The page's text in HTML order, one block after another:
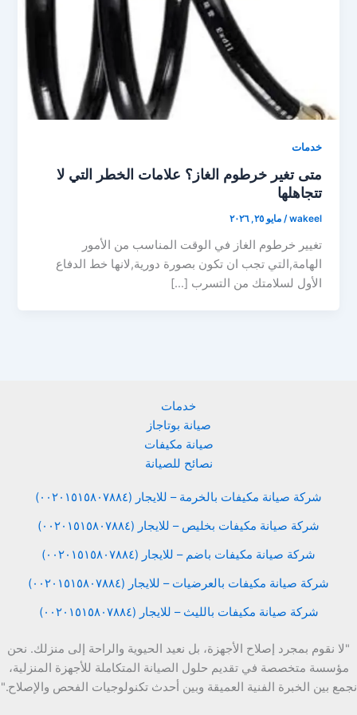
خدمات
متى تغير خرطوم الغاز؟ علامات الخطر التي لا
تتجاهلها
wakeel
/مايو ٢٥, ٢٠٢٦
تغيير خرطوم الغاز في الوقت المناسب من الأمور
الهامة,التي تجب ان تكون بصورة دورية,لانها خط الدفاع
الأول لسلامتك من التسرب […]
خدمات
صيانة بوتاجاز
صيانة مكيفات
نصائح للصيانة
شركة صيانة مكيفات بالخرمة – للايجار (٠٠٢٠١٥١٥٨٠٧٨٨٤)
شركة صيانة مكيفات بخليص – للايجار (٠٠٢٠١٥١٥٨٠٧٨٨٤)
شركة صيانة مكيفات باضم – للايجار (٠٠٢٠١٥١٥٨٠٧٨٨٤)
شركة صيانة مكيفات بالعرضيات – للايجار (٠٠٢٠١٥١٥٨٠٧٨٨٤)
شركة صيانة مكيفات بالليث – للايجار (٠٠٢٠١٥١٥٨٠٧٨٨٤)
"لا نقوم بمجرد إصلاح الأجهزة، بل نعيد الحيوية والراحة إلى منزلك. نحن
مؤسسة متخصصة في تقديم حلول الصيانة المتكاملة للأجهزة المنزلية،
نجمع بين الخبرة الفنية العميقة وبين أحدث تكنولوجيات الفحص والإصلاح."